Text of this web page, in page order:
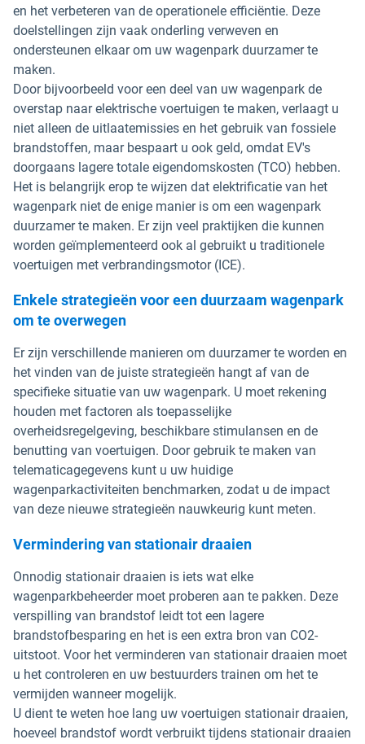
en het verbeteren van de operationele efficiëntie. Deze
doelstellingen zijn vaak onderling verweven en
ondersteunen elkaar om uw wagenpark duurzamer te
maken.
Door bijvoorbeeld voor een deel van uw wagenpark de
overstap naar elektrische voertuigen te maken, verlaagt u
niet alleen de uitlaatemissies en het gebruik van fossiele
brandstoffen, maar bespaart u ook geld, omdat EV's
doorgaans lagere totale eigendomskosten (TCO) hebben.
Het is belangrijk erop te wijzen dat elektrificatie van het
wagenpark niet de enige manier is om een wagenpark
duurzamer te maken. Er zijn veel praktijken die kunnen
worden geïmplementeerd ook al gebruikt u traditionele
voertuigen met verbrandingsmotor (ICE).
Enkele strategieën voor een duurzaam wagenpark
om te overwegen
Er zijn verschillende manieren om duurzamer te worden en
het vinden van de juiste strategieën hangt af van de
specifieke situatie van uw wagenpark. U moet rekening
houden met factoren als toepasselijke
overheidsregelgeving, beschikbare stimulansen en de
benutting van voertuigen. Door gebruik te maken van
telematicagegevens kunt u uw huidige
wagenparkactiviteiten benchmarken, zodat u de impact
van deze nieuwe strategieën nauwkeurig kunt meten.
Vermindering van stationair draaien
Onnodig stationair draaien is iets wat elke
wagenparkbeheerder moet proberen aan te pakken. Deze
verspilling van brandstof leidt tot een lagere
brandstofbesparing en het is een extra bron van CO2-
uitstoot. Voor het verminderen van stationair draaien moet
u het controleren en uw bestuurders trainen om het te
vermijden wanneer mogelijk.
U dient te weten hoe lang uw voertuigen stationair draaien,
hoeveel brandstof wordt verbruikt tijdens stationair draaien